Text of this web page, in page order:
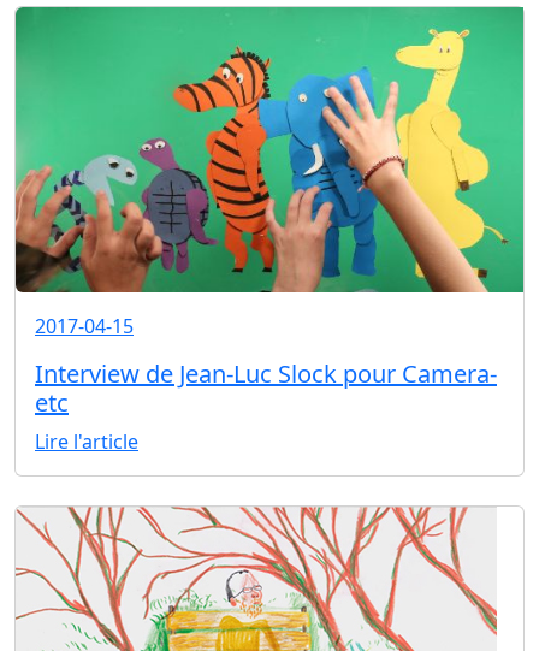
2017-04-15
Interview de Jean-Luc Slock pour Camera-
etc
Lire l'article